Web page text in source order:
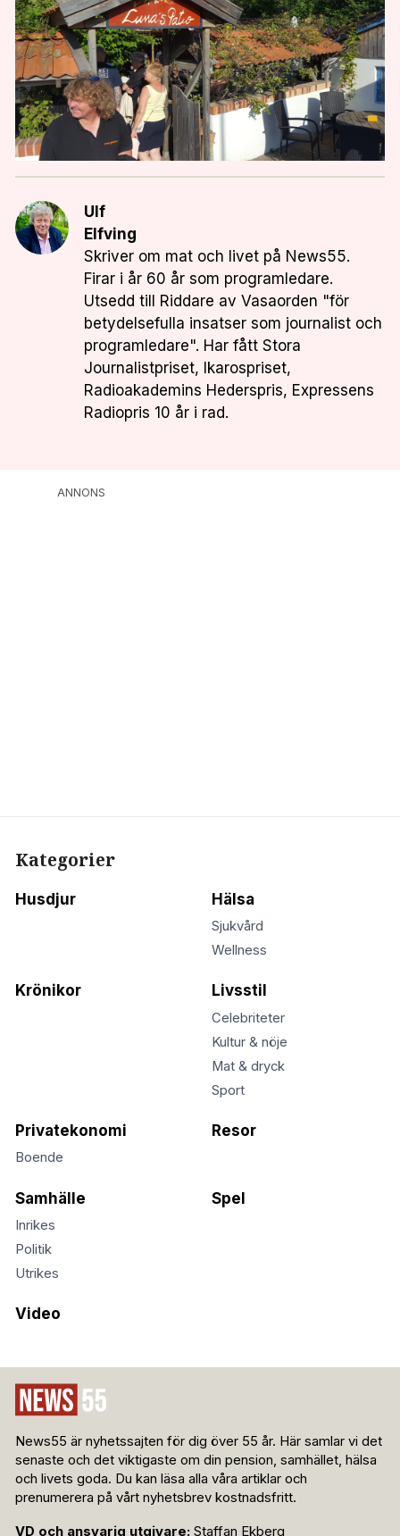
Ulf
Elfving
Skriver om mat och livet på News55.
Firar i år 60 år som programledare.
Utsedd till Riddare av Vasaorden "för
betydelsefulla insatser som journalist och
programledare". Har fått Stora
Journalistpriset, Ikarospriset,
Radioakademins Hederspris, Expressens
Radiopris 10 år i rad.
ANNONS
Kategorier
Husdjur Hälsa
Sjukvård
Wellness
Krönikor Livsstil
Celebriteter
Kultur & nöje
Mat & dryck
Sport
Privatekonomi
Boende
Resor
Samhälle
Inrikes
Politik
Utrikes
Spel
Video
News55 är nyhetssajten för dig över 55 år. Här samlar vi det
senaste och det viktigaste om din pension, samhället, hälsa
och livets goda. Du kan läsa alla våra artiklar och
prenumerera på vårt nyhetsbrev kostnadsfritt.
VD och ansvarig utgivare: Staffan Ekberg